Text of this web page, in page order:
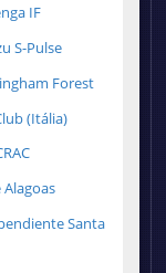
IF
S-Pulse
Forest
(Itália)
Alagoas
Santa